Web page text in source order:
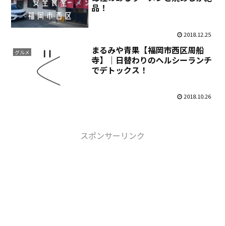
品！
2018.12.25
グルメ
まるみや青果【福岡市西区周船
寺】｜日替わりのヘルシーランチ
でデトックス！
2018.10.26
スポンサーリンク